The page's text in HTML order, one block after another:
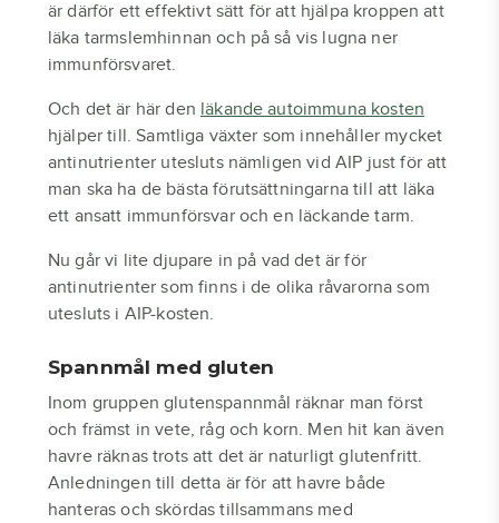
är därför ett effektivt sätt för att hjälpa kroppen att
läka tarmslemhinnan och på så vis lugna ner
immunförsvaret.
Och det är här den läkande autoimmuna kosten
hjälper till. Samtliga växter som innehåller mycket
antinutrienter utesluts nämligen vid AIP just för att
man ska ha de bästa förutsättningarna till att läka
ett ansatt immunförsvar och en läckande tarm.
Nu går vi lite djupare in på vad det är för
antinutrienter som finns i de olika råvarorna som
utesluts i AIP-kosten.
Spannmål med gluten
Inom gruppen glutenspannmål räknar man först
och främst in vete, råg och korn. Men hit kan även
havre räknas trots att det är naturligt glutenfritt.
Anledningen till detta är för att havre både
hanteras och skördas tillsammans med